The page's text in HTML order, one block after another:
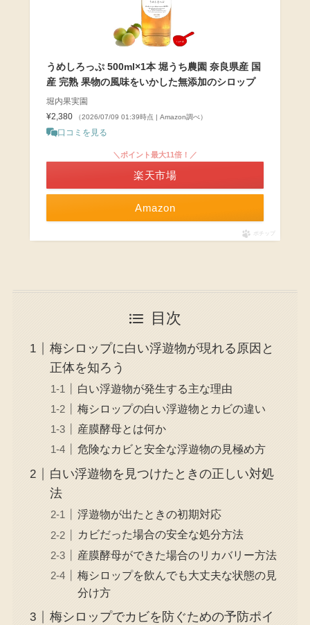
うめしろっぷ 500ml×1本 堀うち農園 奈良県産 国
産 完熟 果物の風味をいかした無添加のシロップ
堀内果実園
¥2,380
（2026/07/09 01:39時点 | Amazon調べ）
口コミを見る
Amazon
＼ポイント最大11倍！／
楽天市場
ポチップ
目次
梅シロップに白い浮遊物が現れる原因と
正体を知ろう
白い浮遊物が発生する主な理由
梅シロップの白い浮遊物とカビの違い
産膜酵母とは何か
危険なカビと安全な浮遊物の見極め方
白い浮遊物を見つけたときの正しい対処
法
浮遊物が出たときの初期対応
カビだった場合の安全な処分方法
産膜酵母ができた場合のリカバリー方法
梅シロップを飲んでも大丈夫な状態の見
分け方
梅シロップでカビを防ぐための予防ポイ